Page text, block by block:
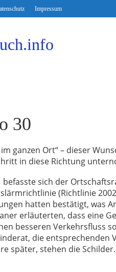
Impressum
30
im ganzen Ort“ – dieser
in diese Richtung
befasste sich der
(Richtlinie
hatten bestätigt, was
erläuterten, dass eine
besseren Verkehrsfluss
die entsprechenden
später, stehen die Schilder.